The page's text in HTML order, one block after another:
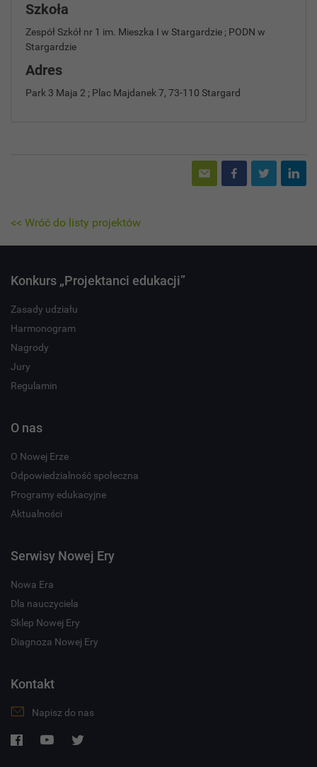
Szkoła
Zespół Szkół nr 1 im. Mieszka I w Stargardzie ; PODN w
Stargardzie
Adres
Park 3 Maja 2 ; Plac Majdanek 7, 73-110 Stargard
<< Wróć do listy projektów
Konkurs „Projektanci edukacji”
Zasady udziału
Harmonogram
Nagrody
Jury
Regulamin
O nas
O Nowej Erze
Odpowiedzialność społeczna
Programy edukacyjne
Aktualności
Serwisy Nowej Ery
Nowa Era
Dla nauczyciela
Sklep Nowej Ery
Diagnoza Nowej Ery
Kontakt
Napisz do nas